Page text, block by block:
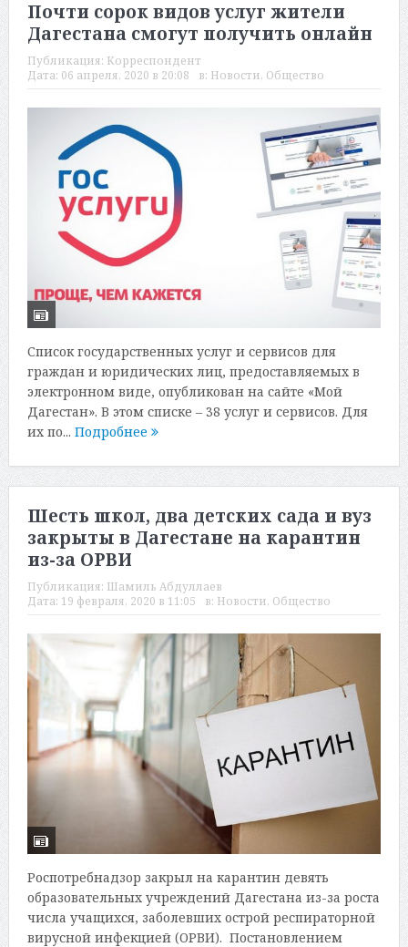
Почти сорок видов услуг жители
Дагестана смогут получить онлайн
Публикация: Корреспондент
Дата: 06 апреля, 2020 в 20:08 в: Новости, Общество
Список государственных услуг и сервисов для
граждан и юридических лиц, предоставляемых в
электронном виде, опубликован на сайте «Мой
Дагестан». В этом списке – 38 услуг и сервисов. Для
их по... Подробнее
Шесть школ, два детских сада и вуз
закрыты в Дагестане на карантин
из-за ОРВИ
Публикация: Шамиль Абдуллаев
Дата: 19 февраля, 2020 в 11:05 в: Новости, Общество
Роспотребнадзор закрыл на карантин девять
образовательных учреждений Дагестана из-за роста
числа учащихся, заболевших острой респираторной
вирусной инфекцией (ОРВИ). Постановлением